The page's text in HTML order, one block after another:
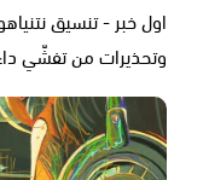
اول خبر - تنسيق
وتحذيرات من تفشّي داء